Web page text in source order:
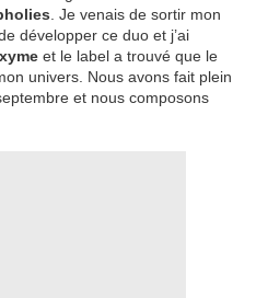
. Je venais de sortir mon
développer ce duo et j’ai
et le label a trouvé que le
univers. Nous avons fait plein
et nous composons